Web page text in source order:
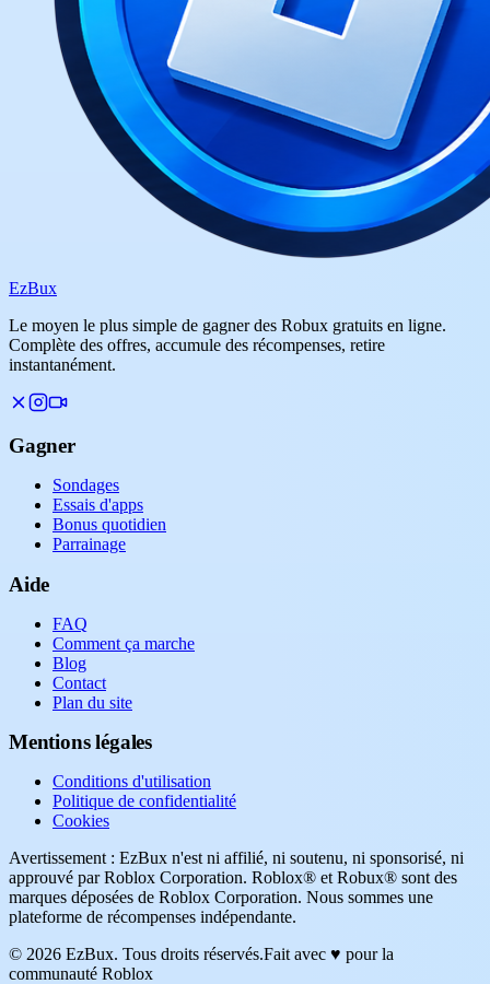
EzBux
Le moyen le plus simple de gagner des Robux gratuits en ligne.
Complète des offres, accumule des récompenses, retire
instantanément.
Gagner
Sondages
Essais d'apps
Bonus quotidien
Parrainage
Aide
FAQ
Comment ça marche
Blog
Contact
Plan du site
Mentions légales
Conditions d'utilisation
Politique de confidentialité
Cookies
Avertissement : EzBux n'est ni affilié, ni soutenu, ni sponsorisé, ni
approuvé par Roblox Corporation. Roblox® et Robux® sont des
marques déposées de Roblox Corporation. Nous sommes une
plateforme de récompenses indépendante.
© 2026 EzBux. Tous droits réservés.Fait avec ♥ pour la
communauté Roblox